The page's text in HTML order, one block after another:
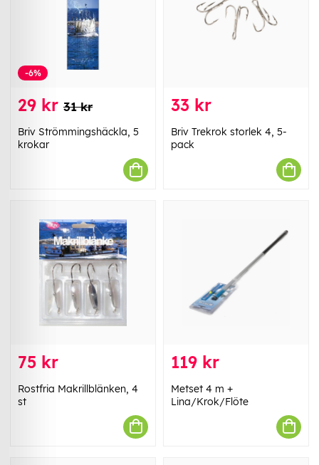
-6%
29 kr 31 kr
Briv Strömmingshäckla, 5
krokar
33 kr
Briv Trekrok storlek 4, 5-
pack
75 kr
Rostfria Makrillblänken, 4
st
119 kr
Metset 4 m +
Lina/Krok/Flöte